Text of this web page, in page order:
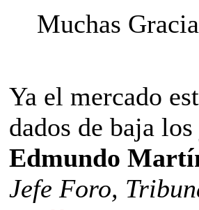
Muchas
Ya el mercado
dados de baja
Edmundo
Jefe Foro,